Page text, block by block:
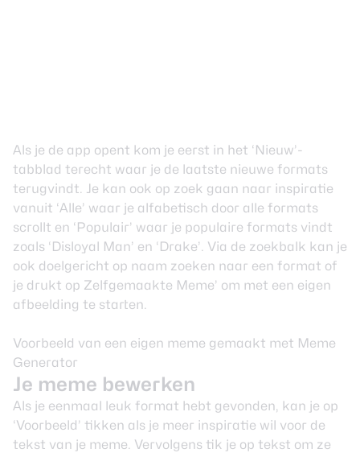
Als je de app opent kom je eerst in het ‘Nieuw’-
tabblad terecht waar je de laatste nieuwe formats
terugvindt. Je kan ook op zoek gaan naar inspiratie
vanuit ‘Alle’ waar je alfabetisch door alle formats
scrollt en ‘Populair’ waar je populaire formats vindt
zoals ‘Disloyal Man’ en ‘Drake’. Via de zoekbalk kan je
ook doelgericht op naam zoeken naar een format of
je drukt op Zelfgemaakte Meme’ om met een eigen
afbeelding te starten.
Voorbeeld van een eigen meme gemaakt met Meme
Generator
Je meme bewerken
Als je eenmaal leuk format hebt gevonden, kan je op
‘Voorbeeld’ tikken als je meer inspiratie wil voor de
tekst van je meme. Vervolgens tik je op tekst om ze